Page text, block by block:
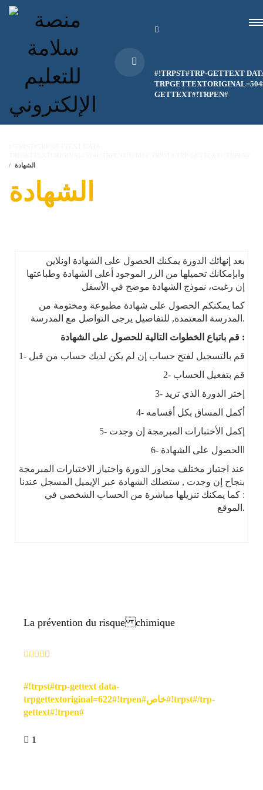
#!TRPST#TRP-GETTEXT
GETTEXT#!TRPEN#
الشهادة
الشهادة
بعد إنهائك الدورة يمكنك الحصول على الشهادة اونلاين
وابإمكانك تحميلها من الزر الموجود أعلى الشهادة وطباعتها
إن رغبت، نموذج الشهادة موضح في الأسفل
كما يمكنكم الحصول على شهادة مطبوعة ومختومة من
المدرسة المعتمدة, للتفاصيل يرجى التواصل مع المدرسة.
قم باتباع الخطوات التالية للحصول على الشهادة :
1- قم بالتسجيل لفتح حساب إن لم يكن لديك حساب من قبل
2- قم بتفعيل الحساب
3- إختر الدورة الذي تريد
4- أكمل المساق بكل أقسامه
5- إكمل الأختبارات المبرمجة إن وجدت
6- االحصول على الشهادة
عند اجتياز مختلف محاور الدورة واجتياز الاختبارات المبرمجة
بنجاح إن وجدت , ستصلك الشهادة عبر الإيميل المسجل عندنا
: كما يمكنك تنزيلها مباشرة من الحساب الشخصي في
الموقع.
La prévention du risque chimique
#!trpst#trp-gettext data-
trpgettextoriginal=622#!trpen#خاص#!trpst#/trp-
gettext#!trpen#
1